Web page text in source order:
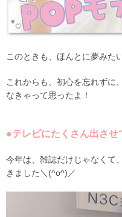
このときも、ほんとに夢み
これからも、初心を忘れずに
なきゃって思ったよ！
●テレビにたくさん出させ
今年は、雑誌だけじゃなくて
きました＼(^o^)／